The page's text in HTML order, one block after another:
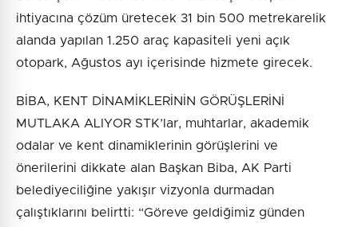
ihtiyacına çözüm üretecek 31 bin 500 metrekarelik
alanda yapılan 1.250 araç kapasiteli yeni açık
otopark, Ağustos ayı içerisinde hizmete girecek.
BİBA, KENT DİNAMİKLERİNİN GÖRÜŞLERİNİ
MUTLAKA ALIYOR STK’lar, muhtarlar, akademik
odalar ve kent dinamiklerinin görüşlerini ve
önerilerini dikkate alan Başkan Biba, AK Parti
belediyeciliğine yakışır vizyonla durmadan
çalıştıklarını belirtti: “Göreve geldiğimiz günden